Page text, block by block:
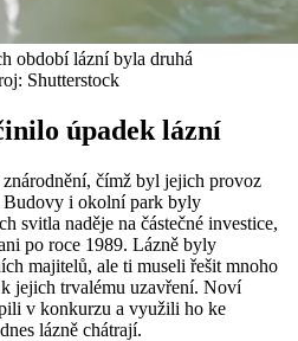
období lázní byla druhá
Shutterstock
úpadek lázní
čímž byl jejich provoz
Budovy i okolní park byly
svitla naděje na částečné investice,
po roce 1989. Lázně byly
majitelů, ale ti museli řešit mnoho
jejich trvalému uzavření. Noví
v konkurzu a využili ho ke
lázně chátrají.